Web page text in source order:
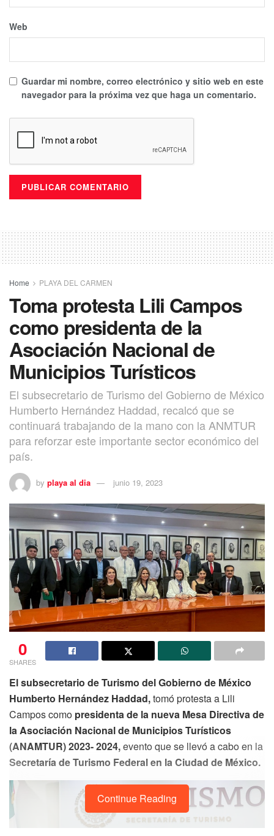
Web
Guardar mi nombre, correo electrónico y sitio web en este
navegador para la próxima vez que haga un comentario.
Home PLAYA DEL CARMEN
Toma protesta Lili Campos
como presidenta de la
Asociación Nacional de
Municipios Turísticos
El subsecretario de Turismo del Gobierno de México
Humberto Hernández Haddad, recalcó que se
continuará trabajando de la mano con la ANMTUR
para reforzar este importante sector económico del
país.
by playa al dia junio 19, 2023
0
SHARES
El subsecretario de Turismo del Gobierno de México
Humberto Hernández Haddad,tomó protesta a Lili
Campos como presidenta de la nueva Mesa Directiva de
la Asociación Nacional de Municipios Turísticos
(ANAMTUR) 2023- 2024,evento que se llevó a cabo en la
Secretaría de Turismo Federal en la Ciudad de México.
Continue Reading